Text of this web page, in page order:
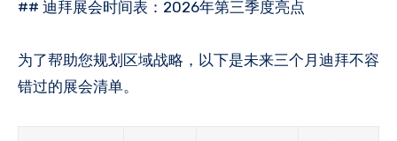
## 迪拜展会时间表：2026年第三季度亮点
为了帮助您规划区域战略，以下是未来三个月迪拜不容
错过的展会清单。